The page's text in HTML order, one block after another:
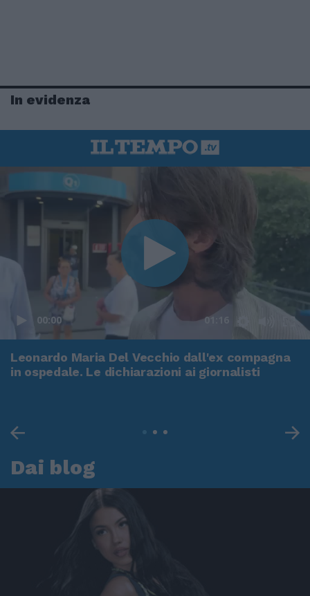
In evidenza
00:00 01:16
Leonardo Maria Del Vecchio dall'ex compagna
in ospedale. Le dichiarazioni ai giornalisti
Dai blog